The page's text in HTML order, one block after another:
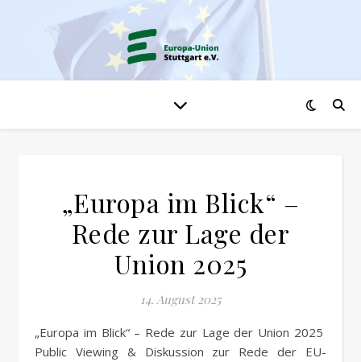
„Europa im Blick“ –
Rede zur Lage der
Union 2025
14. August 2025
„Europa im Blick“ – Rede zur Lage der Union 2025
Public Viewing & Diskussion zur Rede der EU-